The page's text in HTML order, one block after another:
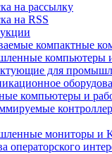
на рассылку
на RSS
компактные
компьютеры
для
компьютеры и
мониторы и
операторского